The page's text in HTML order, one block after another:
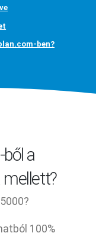
ben?
a
100%